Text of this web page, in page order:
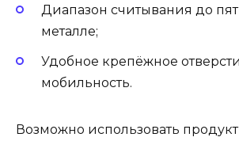
Диапазон считывания до
металле;
Удобное крепёжное
мобильность.
Возможно использовать